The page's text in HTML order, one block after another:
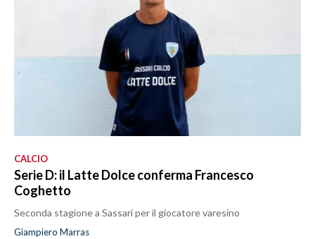
CALCIO
Serie D: il Latte Dolce conferma Francesco
Coghetto
Seconda stagione a Sassari per il giocatore varesino
Giampiero Marras